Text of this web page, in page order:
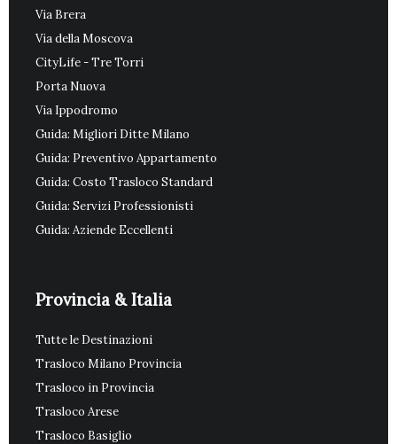
Via Brera
Via della Moscova
CityLife - Tre Torri
Porta Nuova
Via Ippodromo
Guida: Migliori Ditte Milano
Guida: Preventivo Appartamento
Guida: Costo Trasloco Standard
Guida: Servizi Professionisti
Guida: Aziende Eccellenti
Provincia & Italia
Tutte le Destinazioni
Trasloco Milano Provincia
Trasloco in Provincia
Trasloco Arese
Trasloco Basiglio